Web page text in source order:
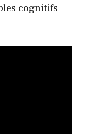
cognitifs